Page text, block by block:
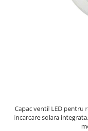
Carcasa Cheie Hyundai
Carcasa Cheie
Capac ventil LED pentru
incarcare solara